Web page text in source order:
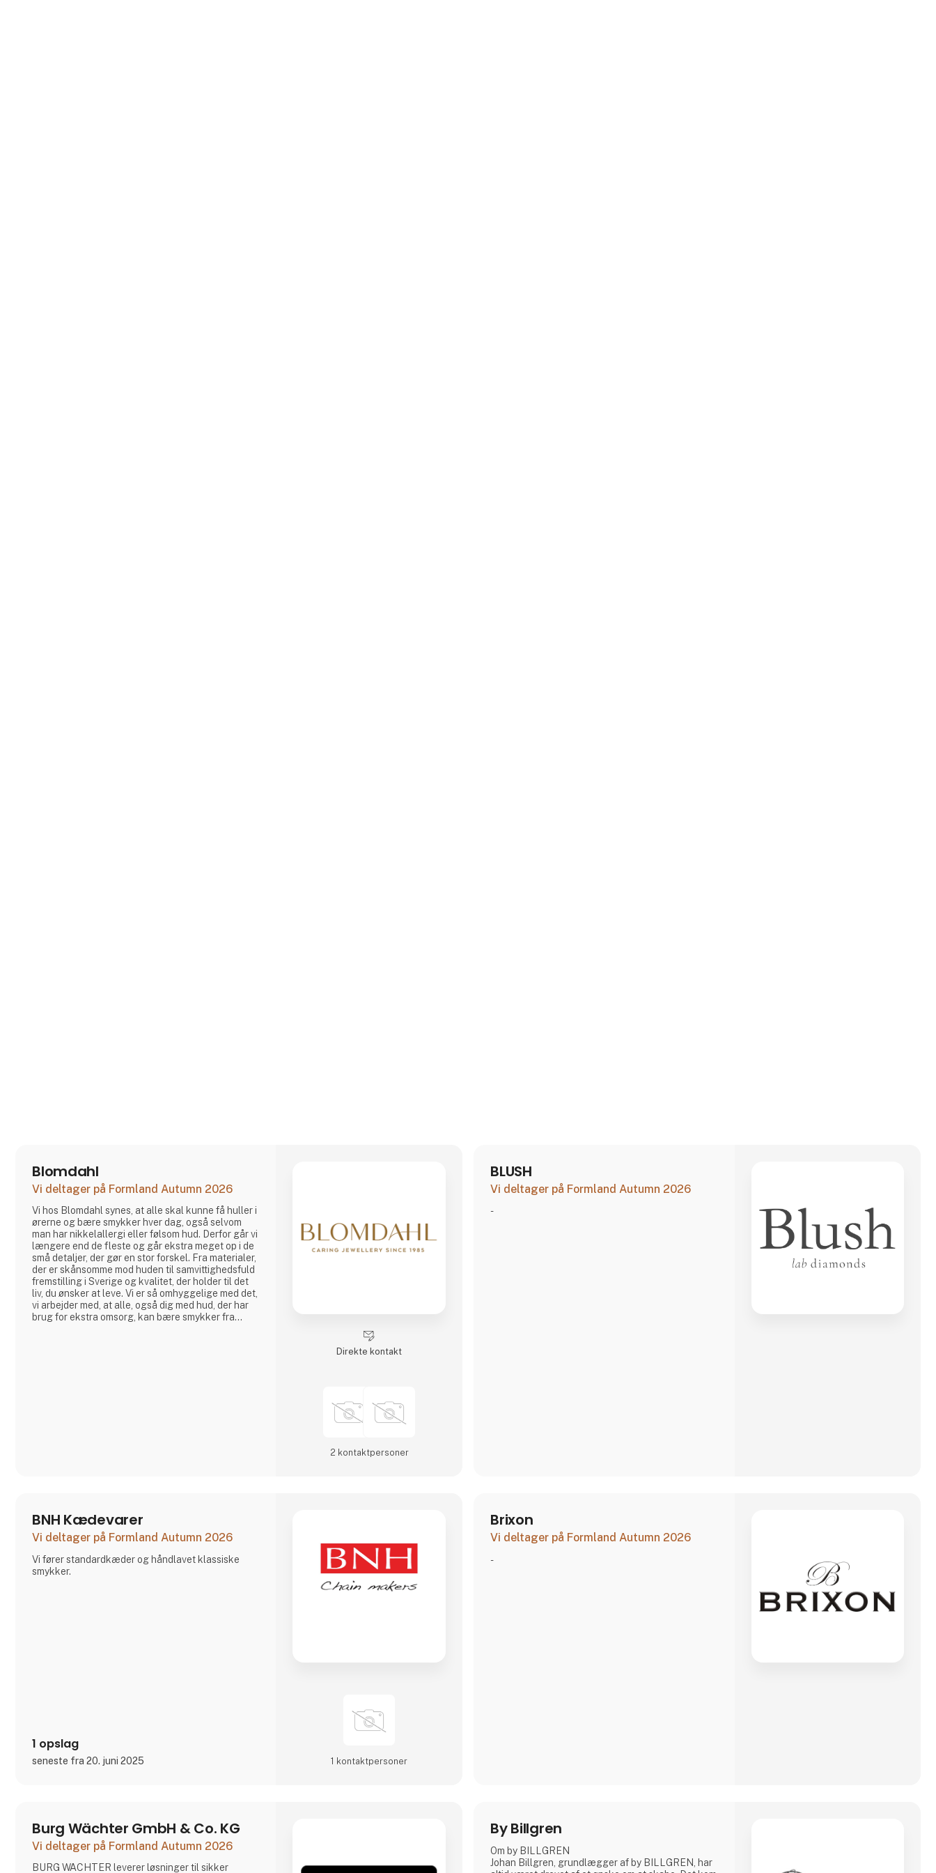
Blomdahl
Vi deltager på Formland Autumn 2026
Vi hos Blomdahl synes, at alle skal kunne få huller i
ørerne og bære smykker hver dag, også selvom
man har nikkelallergi eller følsom hud. Derfor går vi
længere end de fleste og går ekstra meget op i de
små detaljer, der gør en stor forskel. Fra materialer,
der er skånsomme mod huden til samvittighedsfuld
fremstilling i Sverige og kvalitet, der holder til det
liv, du ønsker at leve. Vi er så omhyggelige med det,
vi arbejder med, at alle, også dig med hud, der har
brug for ekstra omsorg, kan bære smykker fra
Direkte kontakt
2 kontakt­personer
BLUSH
Vi deltager på Formland Autumn 2026
-
BNH Kædevarer
Vi deltager på Formland Autumn 2026
Vi fører standardkæder og håndlavet klassiske
smykker.
1 opslag
seneste fra 20. juni 2025 1 kontakt­personer
Brixon
Vi deltager på Formland Autumn 2026
-
Burg Wächter GmbH & Co. KG
Vi deltager på Formland Autumn 2026
BURG WÄCHTER leverer løsninger til sikker
By Billgren
Om by BILLGREN
Johan Billgren, grundlægger af by BILLGREN, har